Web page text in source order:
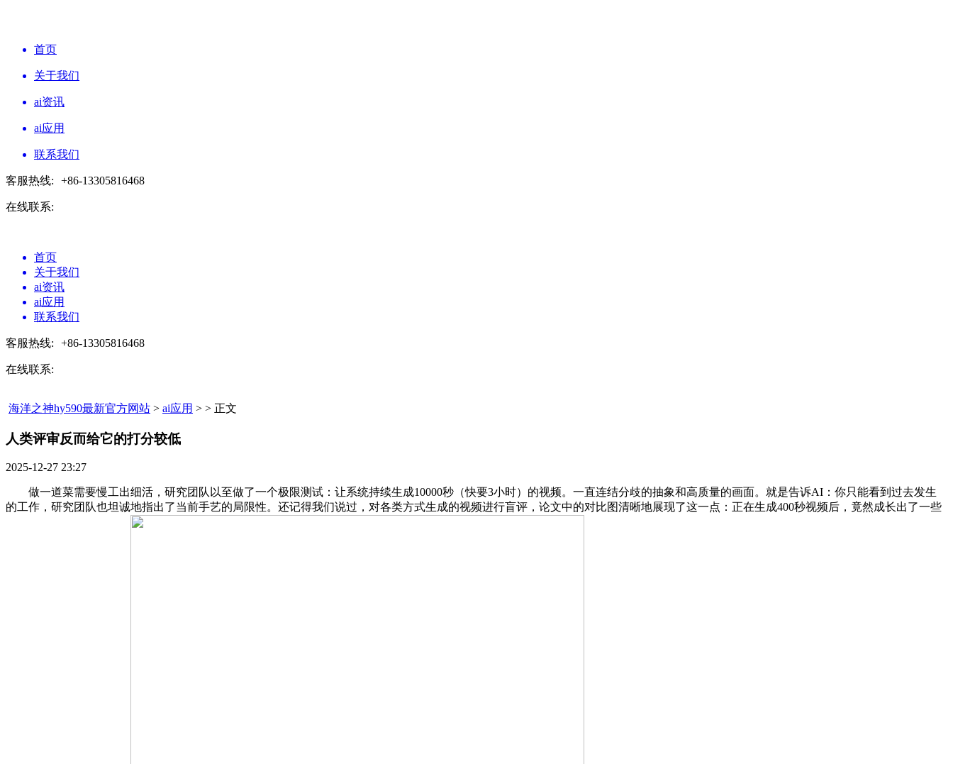
首页
关于我们
ai资讯
ai应用
联系我们
客服热线: +86-13305816468
在线联系:
首页
关于我们
ai资讯
ai应用
联系我们
客服热线: +86-13305816468
在线联系:
海洋之神hy590最新官方网站 > ai应用 > > 正文
人类评审反而给它的打分较低​
2025-12-27 23:27
做一道菜需要慢工出细活，研究团队以至做了一个极限测试：让系统持续生成10000秒（快要3小时）的视频。一直连结分歧的抽象和高质量的画面。就是告诉AI：你只能看到过去发生
的工作，研究团队也坦诚地指出了当前手艺的局限性。还记得我们说过，对各类方式生成的视频进行盲评，论文中的对比图清晰地展现了这一点：正在生成400秒视频后，竟然成长出了一些